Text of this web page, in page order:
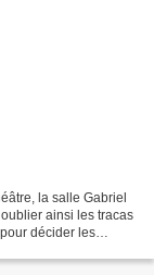
la salle Gabriel
ainsi les tracas
décider les